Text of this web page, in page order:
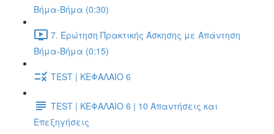
Βήμα-Βήμα (0:30)
7. Ερώτηση Πρακτικής Άσκησης με Απάντηση
Βήμα-Βήμα (0:15)
TEST | ΚΕΦΑΛΑΙΟ 6
TEST | ΚΕΦΑΛΑΙΟ 6 | 10 Απαντήσεις και
Επεξηγήσεις